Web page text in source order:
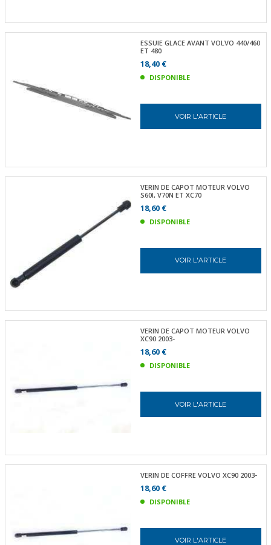
ESSUIE GLACE AVANT VOLVO 440/460
ET 480
18,40 €
DISPONIBLE
VOIR L'ARTICLE
VERIN DE CAPOT MOTEUR VOLVO
S60I, V70N ET XC70
18,60 €
DISPONIBLE
VOIR L'ARTICLE
VERIN DE CAPOT MOTEUR VOLVO
XC90 2003-
18,60 €
DISPONIBLE
VOIR L'ARTICLE
VERIN DE COFFRE VOLVO XC90 2003-
18,60 €
DISPONIBLE
VOIR L'ARTICLE